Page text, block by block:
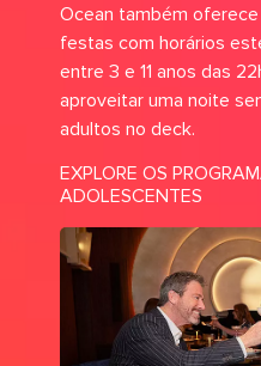
Ocean também
festas com horários
entre 3 e 11 anos das
aproveitar uma noite
adultos no deck.
EXPLORE OS
ADOLESCENTES